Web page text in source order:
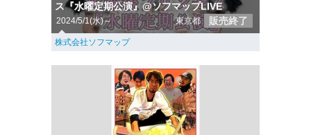
ス『水曜定期公演』@ソフマップLIVE
2024/5/1(水)～ 東京都 販売終了
株式会社ソフマップ